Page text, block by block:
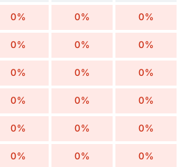
0% 0% 0%
0% 0% 0%
0% 0% 0%
0% 0% 0%
0% 0% 0%
0% 0% 0%